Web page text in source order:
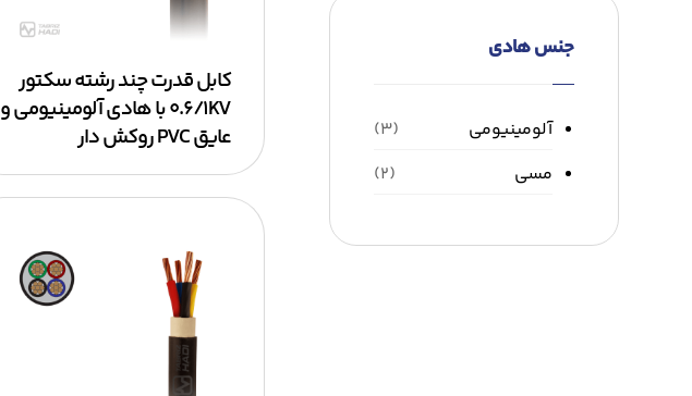
کابل قدرت چند رشته سکتور
۰.۶/۱KV با هادی آلومینیومی و
عایق PVC روکش دار
جنس هادی
آلومینیومی
(۳)
مسی
(۲)